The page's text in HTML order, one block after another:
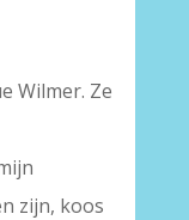
Wilmer. Ze
zijn, koos